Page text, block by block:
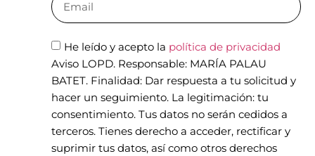
He leído y acepto la política de privacidad
Aviso LOPD. Responsable: MARÍA PALAU
BATET. Finalidad: Dar respuesta a tu solicitud y
hacer un seguimiento. La legitimación: tu
consentimiento. Tus datos no serán cedidos a
terceros. Tienes derecho a acceder, rectificar y
suprimir tus datos, así como otros derechos